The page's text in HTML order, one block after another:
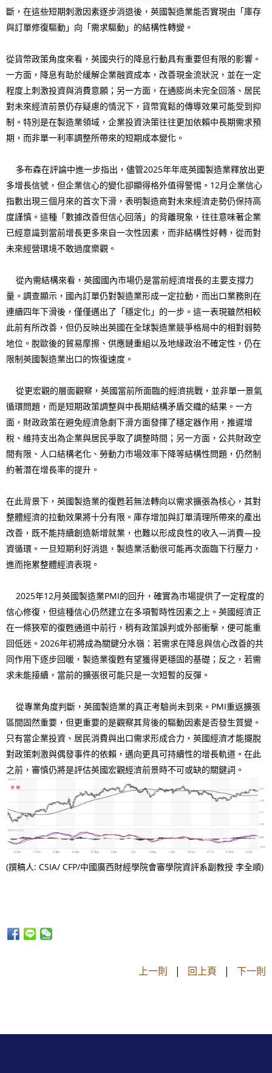
斷，在這些短期刺激因素逐步消退後，英國製造業能否實現由「庫存
與訂單修復驅動」向「需求驅動」的結構性轉變。
從貨幣政策角度來看，英國央行的降息行動具有重要但有限的影響。
一方面，降息有助於緩解企業融資成本，改善現金流狀況，並在一定
程度上刺激投資與消費意願；另一方面，在通膨尚未完全回落、居民
對未來經濟前景仍存疑慮的情況下，貨幣寬鬆的傳導效果可能受到抑
制。特別是在製造業領域，企業投資決策往往更加依賴中長期需求預
期，而非單一利率調整所帶來的短期成本變化。
多布森在評論中進一步指出，儘管2025年年底英國製造業釋放出更
多增長信號，但企業信心的變化卻顯得格外值得警惕。12月企業信心
指數出現三個月來的首次下滑，表明製造商對未來經濟走勢仍保持高
度謹慎。這種「數據改善但信心回落」的背離現象，往往意味著企業
已經意識到當前增長更多來自一次性因素，而非結構性好轉，從而對
未來經營環境不敢過度樂觀。
從內需結構來看，英國國內市場仍是當前經濟增長的主要支撐力
量。調查顯示，國內訂單仍對製造業形成一定拉動，而出口業務則在
連續四年下滑後，僅僅邁出了「穩定化」的一步。這一表現雖然相較
此前有所改善，但仍反映出英國在全球製造業競爭格局中的相對弱勢
地位。脫歐後的貿易摩擦、供應鏈重組以及地緣政治不確定性，仍在
限制英國製造業出口的恢復速度。
從更宏觀的層面觀察，英國當前所面臨的經濟挑戰，並非單一景氣
循環問題，而是短期政策調整與中長期結構矛盾交織的結果。一方
面，財政政策在避免經濟急劇下滑方面發揮了穩定器作用，推遲增
稅、維持支出為企業與居民爭取了調整時間；另一方面，公共財政空
間有限、人口結構老化、勞動力市場效率下降等結構性問題，仍然制
約著潛在增長率的提升。
在此背景下，英國製造業的復甦若無法轉向以需求擴張為核心，其對
整體經濟的拉動效果將十分有限。庫存增加與訂單清理所帶來的產出
改善，既不能持續創造新增就業，也難以形成良性的收入—消費—投
資循環。一旦短期利好消退，製造業活動很可能再次面臨下行壓力，
進而拖累整體經濟表現。
2025年12月英國製造業PMI的回升，確實為市場提供了一定程度的
信心修復，但這種信心仍然建立在多項暫時性因素之上。英國經濟正
在一條狹窄的復甦通道中前行，稍有政策誤判或外部衝擊，便可能重
回低迷。2026年初將成為關鍵分水嶺：若需求在降息與信心改善的共
同作用下逐步回暖，製造業復甦有望獲得更穩固的基礎；反之，若需
求未能接續，當前的擴張很可能只是一次短暫的反彈。
從專業角度判斷，英國製造業的真正考驗尚未到來。PMI重返擴張
區間固然重要，但更重要的是觀察其背後的驅動因素是否發生質變。
只有當企業投資、居民消費與出口需求形成合力，英國經濟才能擺脫
對政策刺激與偶發事件的依賴，邁向更具可持續性的增長軌道。在此
之前，審慎仍將是評估英國宏觀經濟前景時不可或缺的關鍵詞。
(撰稿人: CSIA/ CFP/中國廣西財經學院會審學院資評系副教授 李全順)
上一則 | 回上頁 | 下一則